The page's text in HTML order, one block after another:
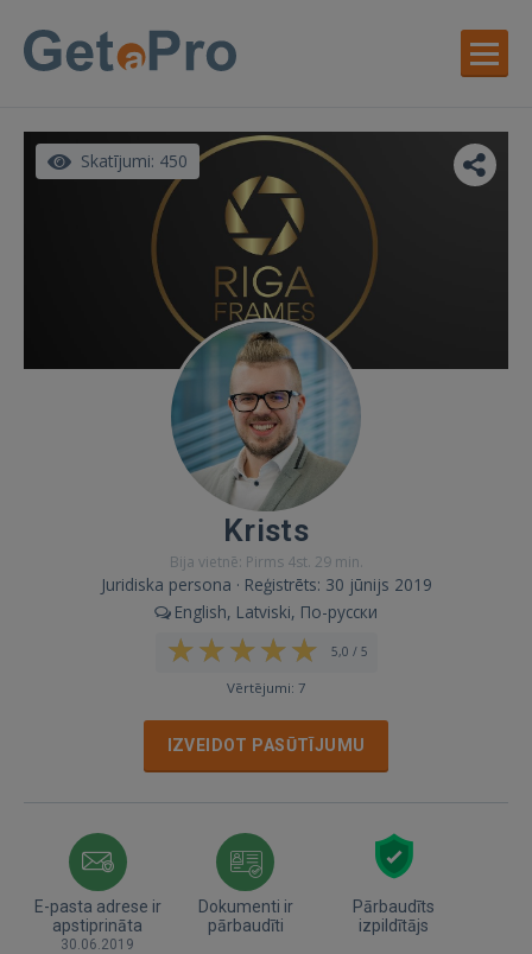
Skatījumi: 450
Krists
Bija vietnē: Pirms 4st. 29 min.
Juridiska persona · Reģistrēts: 30 jūnijs 2019
English, Latviski, По-русски
5,0 / 5
Vērtējumi: 7
IZVEIDOT PASŪTĪJUMU
E-pasta adrese ir
apstiprināta
30.06.2019
Dokumenti ir
pārbaudīti
Pārbaudīts
izpildītājs